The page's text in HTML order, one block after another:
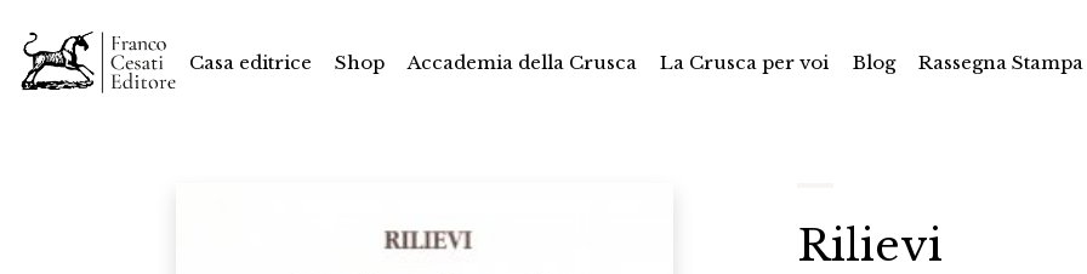
Casa editrice Shop Accademia della Crusca La Crusca per voi Blog Rassegna Stampa
Rilievi